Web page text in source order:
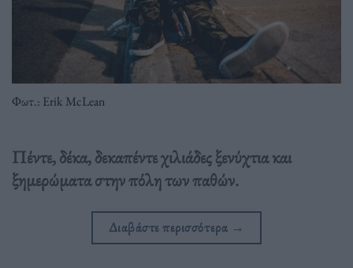
Φωτ.: Erik McLean
Πέντε, δέκα, δεκαπέντε χιλιάδες ξενύχτια και
ξημερώματα στην πόλη των παθών.
Διαβάστε περισσότερα →